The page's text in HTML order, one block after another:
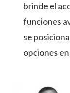
brinde el
funciones
se
opciones